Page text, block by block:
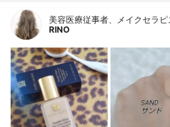
美容医療従事者、メイクセラピ
RINO